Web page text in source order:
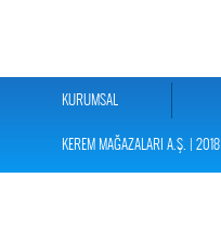
KURUMSAL
KEREM MAĞAZALARI A.Ş. | 2018